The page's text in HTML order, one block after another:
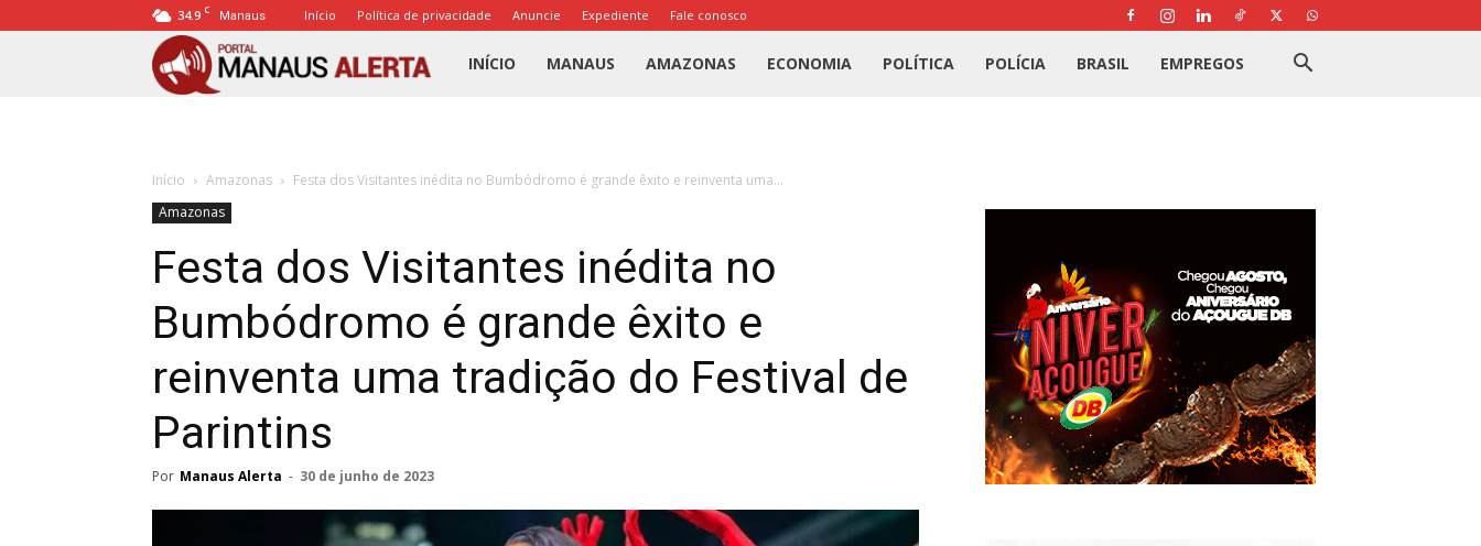
34.9 C Manaus Início Política de privacidade Anuncie Expediente Fale conosco
Portal
INÍCIO MANAUS AMAZONAS ECONOMIA POLÍTICA POLÍCIA BRASIL EMPREGOS
Início Amazonas
Festa dos Visitantes inédita no Bumbódromo é grande êxito e reinventa uma...
Amazonas
Festa dos Visitantes inédita no
Bumbódromo é grande êxito e
reinventa uma tradição do Festival de
Parintins
Por Manaus Alerta - 30 de junho de 2023